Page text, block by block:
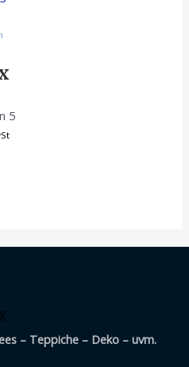
5
– Teppiche – Deko – uvm.